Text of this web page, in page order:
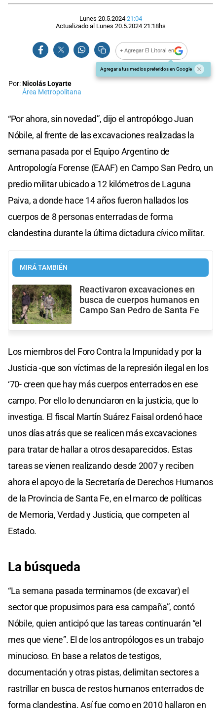
Lunes 20.5.2024 21:04
Actualizado al Lunes 20.5.2024 21:18hs
+ Agregar El Litoral en
Agregar a tus medios preferidos en Google
Por:Nicolás Loyarte
Área Metropolitana
“Por ahora, sin novedad”, dijo el antropólogo Juan
Nóbile, al frente de las excavaciones realizadas la
semana pasada por el Equipo Argentino de
Antropología Forense (EAAF) en Campo San Pedro, un
predio militar ubicado a 12 kilómetros de Laguna
Paiva, a donde hace 14 años fueron hallados los
cuerpos de 8 personas enterradas de forma
clandestina durante la última dictadura cívico militar.
MIRÁ TAMBIÉN
Reactivaron excavaciones en
busca de cuerpos humanos en
Campo San Pedro de Santa Fe
Los miembros del Foro Contra la Impunidad y por la
Justicia -que son víctimas de la represión ilegal en los
‘70- creen que hay más cuerpos enterrados en ese
campo. Por ello lo denunciaron en la justicia, que lo
investiga. El fiscal Martín Suárez Faisal ordenó hace
unos días atrás que se realicen más excavaciones
para tratar de hallar a otros desaparecidos. Estas
tareas se vienen realizando desde 2007 y reciben
ahora el apoyo de la Secretaría de Derechos Humanos
de la Provincia de Santa Fe, en el marco de políticas
de Memoria, Verdad y Justicia, que competen al
Estado.
La búsqueda
“La semana pasada terminamos (de excavar) el
sector que propusimos para esa campaña”, contó
Nóbile, quien anticipó que las tareas continuarán “el
mes que viene”. El de los antropólogos es un trabajo
minucioso. En base a relatos de testigos,
documentación y otras pistas, delimitan sectores a
rastrillar en busca de restos humanos enterrados de
forma clandestina. Así fue como en 2010 hallaron en